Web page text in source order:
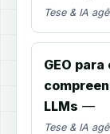
Tese & IA
GEO
LLMs —
Tese & IA